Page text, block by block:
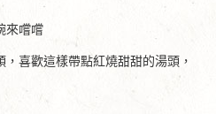
來嚐嚐
，喜歡這樣帶點紅燒甜甜的湯頭，